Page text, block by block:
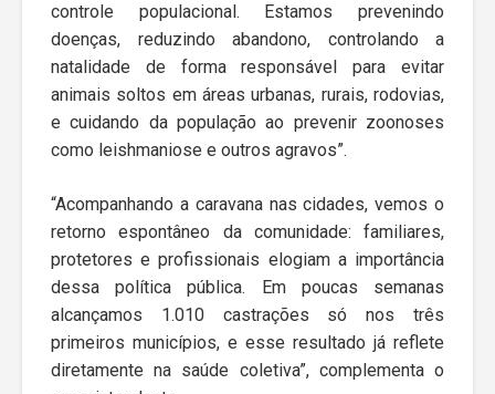
controle populacional. Estamos prevenindo
doenças, reduzindo abandono, controlando a
natalidade de forma responsável para evitar
animais soltos em áreas urbanas, rurais, rodovias,
e cuidando da população ao prevenir zoonoses
como leishmaniose e outros agravos”.
“Acompanhando a caravana nas cidades, vemos o
retorno espontâneo da comunidade: familiares,
protetores e profissionais elogiam a importância
dessa política pública. Em poucas semanas
alcançamos 1.010 castrações só nos três
primeiros municípios, e esse resultado já reflete
diretamente na saúde coletiva”, complementa o